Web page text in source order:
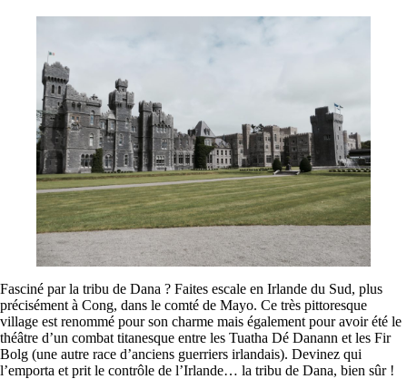
Fasciné par la tribu de Dana ? Faites escale en Irlande du Sud, plus
précisément à Cong, dans le comté de Mayo. Ce très pittoresque
village est renommé pour son charme mais également pour avoir été le
théâtre d’un combat titanesque entre les Tuatha Dé Danann et les Fir
Bolg (une autre race d’anciens guerriers irlandais). Devinez qui
l’emporta et prit le contrôle de l’Irlande… la tribu de Dana, bien sûr !